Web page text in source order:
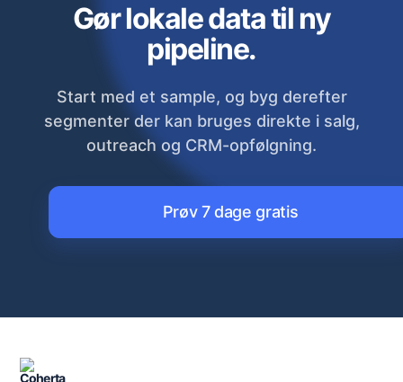
Gør lokale data til ny
pipeline.
Start med et sample, og byg derefter
segmenter der kan bruges direkte i salg,
outreach og CRM-opfølgning.
Prøv 7 dage gratis